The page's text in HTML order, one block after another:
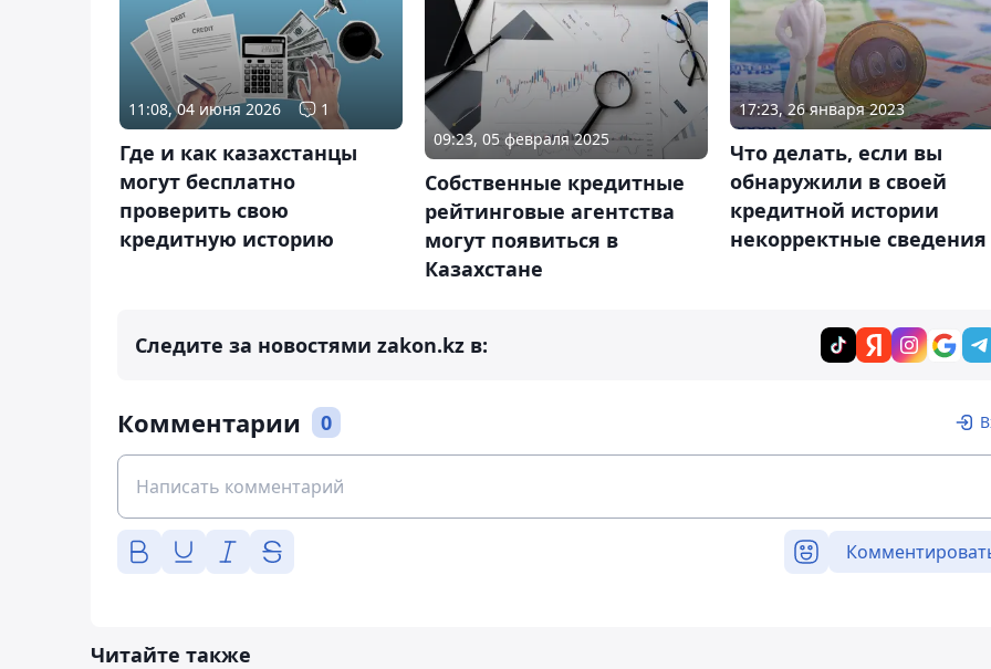
11:08, 04 июня 2026 1
Где и как казахстанцы
могут бесплатно
проверить свою
кредитную историю
09:23, 05 февраля 2025
Собственные кредитные
рейтинговые агентства
могут появиться в
Казахстане
17:23, 26 января 2023
Что делать, если вы
обнаружили в своей
кредитной истории
некорректные сведения
Следите за новостями zakon.kz в:
Комментарии 0
Читайте также